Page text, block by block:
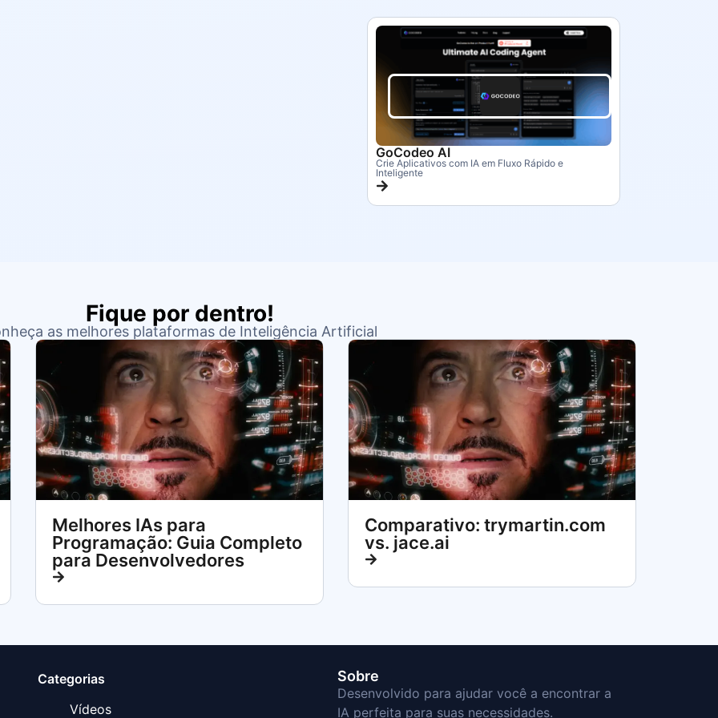
GoCodeo AI
Crie Aplicativos com IA em Fluxo Rápido e
Inteligente
Fique por dentro!
as melhores plataformas de Inteligência Artificial
Melhores IAs para
Programação: Guia Completo
para Desenvolvedores
Comparativo: trymartin.com
vs. jace.ai
Categorias
Vídeos
Sobre
Desenvolvido para ajudar você a encontrar a
IA perfeita para suas necessidades.